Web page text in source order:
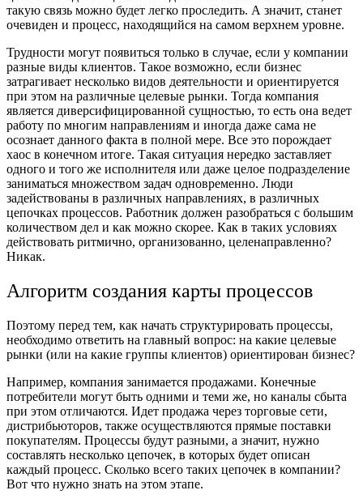
такую связь можно будет легко проследить. А значит, станет
очевиден и процесс, находящийся на самом верхнем уровне.
Трудности могут появиться только в случае, если у компании
разные виды клиентов. Такое возможно, если бизнес
затрагивает несколько видов деятельности и ориентируется
при этом на различные целевые рынки. Тогда компания
является диверсифицированной сущностью, то есть она ведет
работу по многим направлениям и иногда даже сама не
осознает данного факта в полной мере. Все это порождает
хаос в конечном итоге. Такая ситуация нередко заставляет
одного и того же исполнителя или даже целое подразделение
заниматься множеством задач одновременно. Люди
задействованы в различных направлениях, в различных
цепочках процессов. Работник должен разобраться с большим
количеством дел и как можно скорее. Как в таких условиях
действовать ритмично, организованно, целенаправленно?
Никак.
Алгоритм создания карты процессов
Поэтому перед тем, как начать структурировать процессы,
необходимо ответить на главный вопрос: на какие целевые
рынки (или на какие группы клиентов) ориентирован бизнес?
Например, компания занимается продажами. Конечные
потребители могут быть одними и теми же, но каналы сбыта
при этом отличаются. Идет продажа через торговые сети,
дистрибьюторов, также осуществляются прямые поставки
покупателям. Процессы будут разными, а значит, нужно
составлять несколько цепочек, в которых будет описан
каждый процесс. Сколько всего таких цепочек в компании?
Вот что нужно знать на этом этапе.